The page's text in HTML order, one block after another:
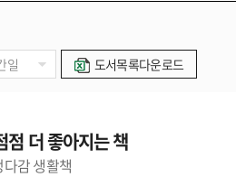
도서목록다운로드
점 더 좋아지는 책
다감 생활책